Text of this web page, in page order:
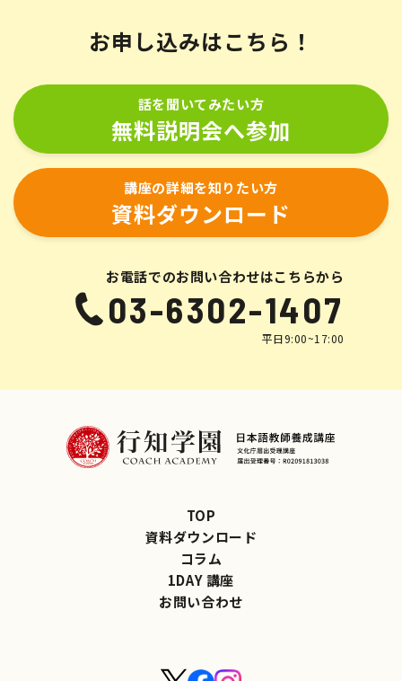
お申し込みはこちら！
話を聞いてみたい方
無料説明会へ参加
講座の詳細を知りたい方
資料ダウンロード
お電話でのお問い合わせはこちらから
03-6302-1407
平日9:00~17:00
TOP
資料ダウンロード
コラム
1DAY 講座
お問い合わせ